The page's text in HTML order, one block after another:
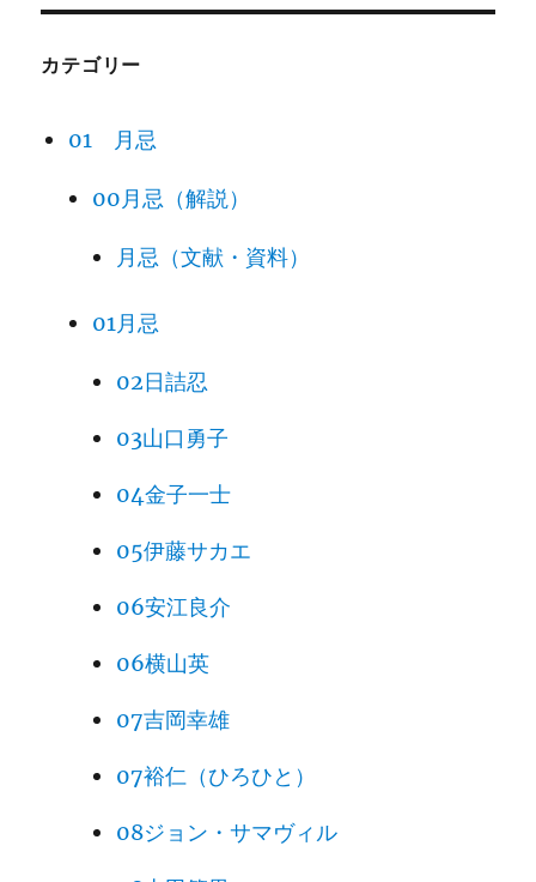
カテゴリー
01 月忌
00月忌（解説）
月忌（文献・資料）
01月忌
02日詰忍
03山口勇子
04金子一士
05伊藤サカエ
06安江良介
06横山英
07吉岡幸雄
07裕仁（ひろひと）
08ジョン・サマヴィル